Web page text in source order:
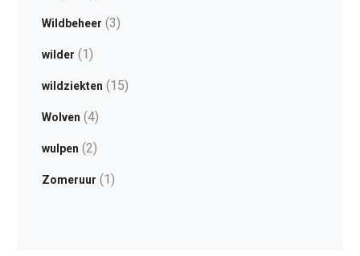
Wildbeheer (3)
wilder (1)
wildziekten (15)
Wolven (4)
wulpen (2)
Zomeruur (1)